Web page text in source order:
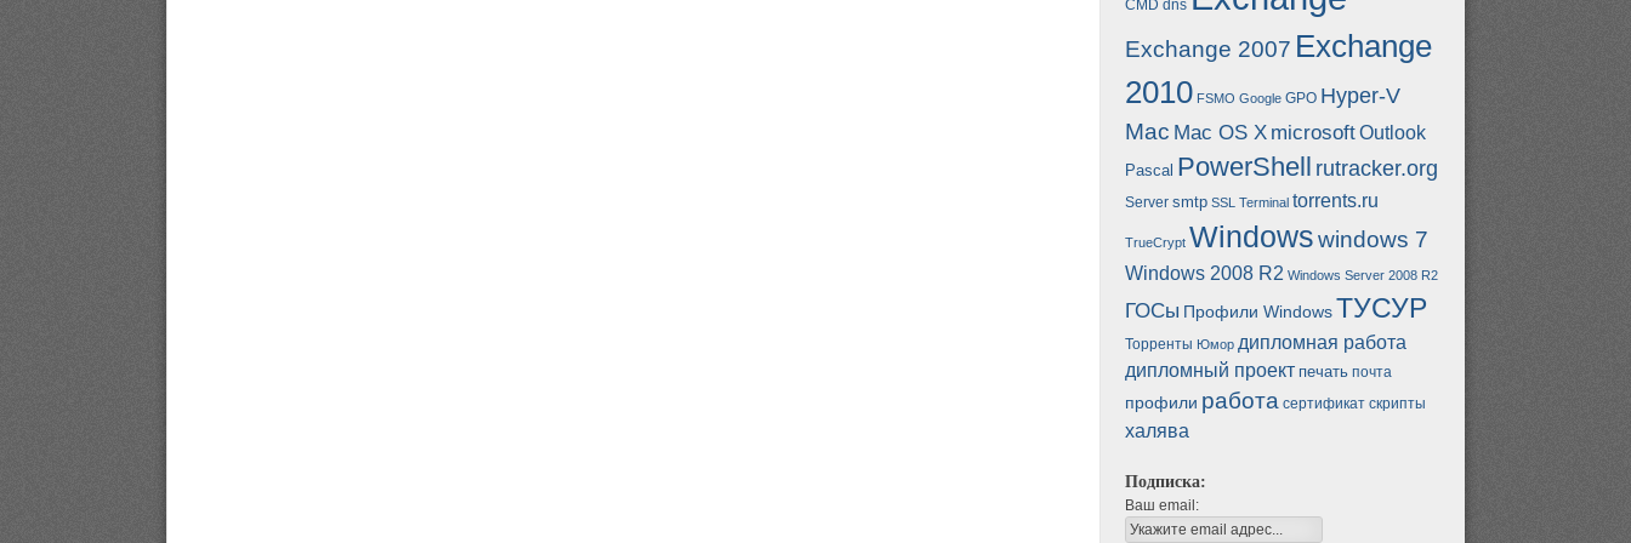
CMD dns
Exchange 2007 Exchange
2010 FSMO Google GPO Hyper-V
Mac Mac OS X microsoftOutlook
Pascal PowerShell rutracker.org
Server smtp SSL Terminal torrents.ru
TrueCrypt Windowswindows 7
Windows 2008 R2 Windows Server 2008 R2
ГОСы Профили WindowsТУСУР
Торренты Юмор дипломная работа
дипломный проект печать почта
профили работа сертификат скрипты
халява
Подписка:
Ваш email: